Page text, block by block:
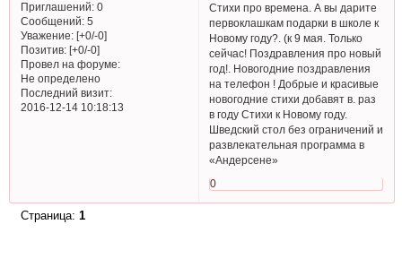
Приглашений:0
Сообщений:5
Уважение: [+0/-0]
Позитив: [+0/-0]
Провел на форуме:
Не определено
Последний визит:
2016-12-14 10:18:13
Стихи про времена. А вы дарите
первоклашкам подарки в школе к
Новому году?. (к 9 мая. Только
сейчас! Поздравления про новый
год!. Новогодние поздравления
на телефон ! Добрые и красивые
новогодние стихи добавят в. раз
в году Стихи к Новому году.
Шведский стол без ограничений и
развлекательная программа в
«Андерсене»
0
Страница: 1